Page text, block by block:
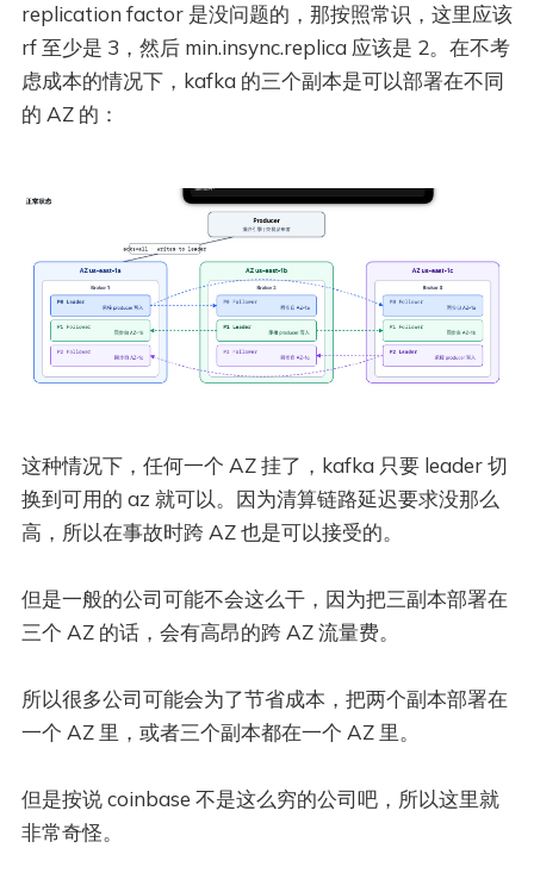
replication factor 是没问题的，那按照常识，这里应该
rf 至少是 3，然后 min.insync.replica 应该是 2。在不考
虑成本的情况下，kafka 的三个副本是可以部署在不同
的 AZ 的：
这种情况下，任何一个 AZ 挂了，kafka 只要 leader 切
换到可用的 az 就可以。因为清算链路延迟要求没那么
高，所以在事故时跨 AZ 也是可以接受的。
但是一般的公司可能不会这么干，因为把三副本部署在
三个 AZ 的话，会有高昂的跨 AZ 流量费。
所以很多公司可能会为了节省成本，把两个副本部署在
一个 AZ 里，或者三个副本都在一个 AZ 里。
但是按说 coinbase 不是这么穷的公司吧，所以这里就
非常奇怪。